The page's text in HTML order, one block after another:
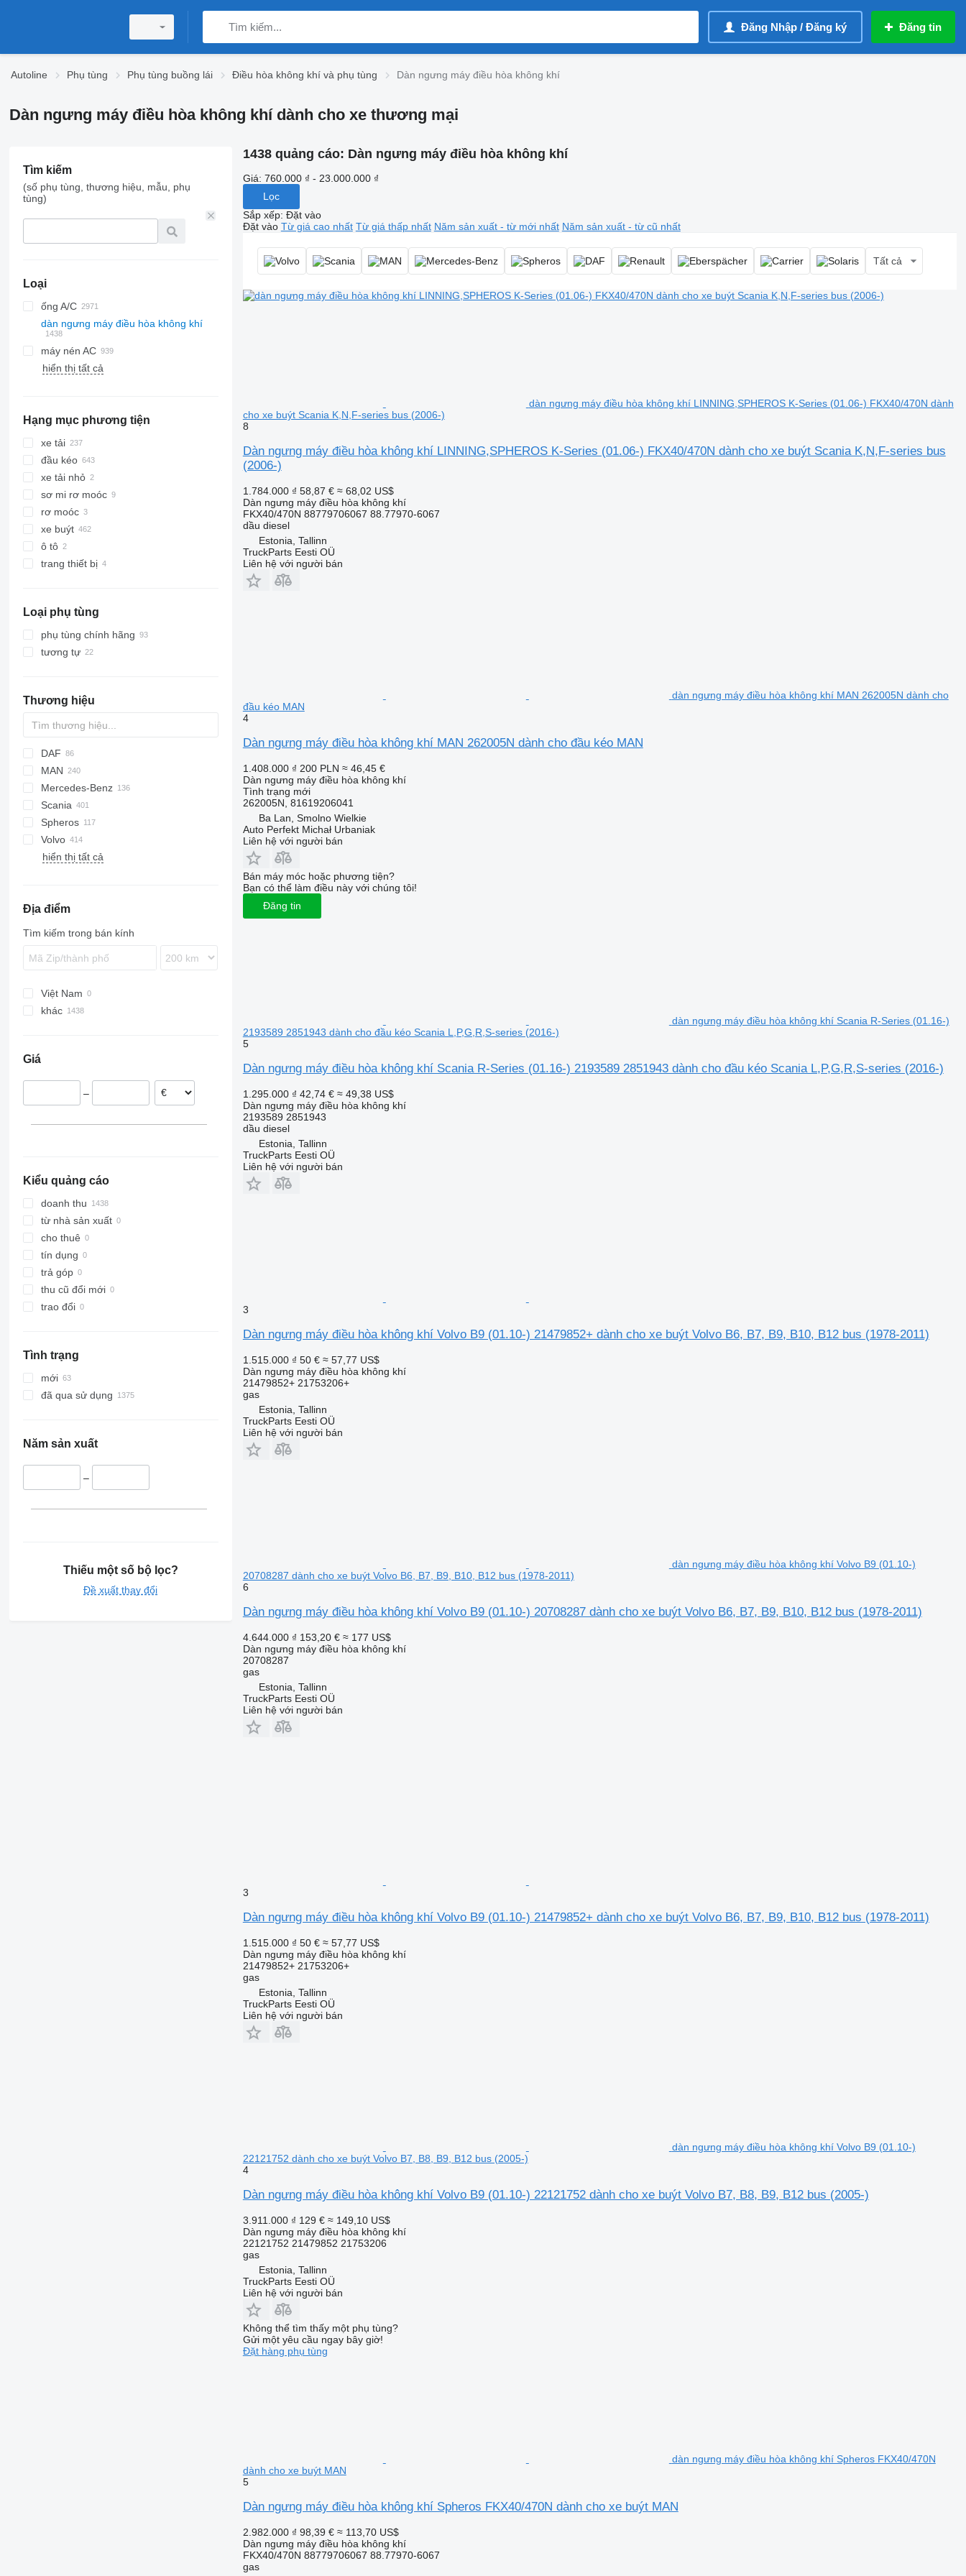
Đăng Nhập / Đăng ký Đăng tin
Autoline Phụ tùng Phụ tùng buồng lái Điều hòa không khí và phụ tùng Dàn ngưng máy điều hòa không khí
Dàn ngưng máy điều hòa không khí dành cho xe thương mại
Tìm kiếm
(số phụ tùng, thương hiệu, mẫu, phụ
tùng)
Loại
ống A/C
dàn ngưng máy điều hòa không khí
máy nén AC
hiển thị tất cả
Hạng mục phương tiện
xe tải
đầu kéo
xe tải nhỏ
sơ mi rơ moóc
rơ moóc
xe buýt
ô tô
trang thiết bị
Loại phụ tùng
phụ tùng chính hãng
tương tự
Thương hiệu
X-Series
VECTOR
928
Jumper
DAF
CF
LF
XF
HL-series
Crossway
Daily
EuroCargo
EuroStar
Eurotech
Eurotrakker
Crossway
Daily
Magelys
Proway
810
MAN
A-series
Lion's series
TGA
TGL
TGM
Mercedes-Benz
A-Class
Actros
Antos
Arocs
Citaro
Tourismo
Viano
Canter
Canter
Cityliner
Jetliner
Skyliner
Cabstar
Kerax
Magnum
Midlum
Premium
Scania
G-series
L-series
R-series
835
Alpino
Urbino
Spheros
Futura
Transporter
Volvo
7700
FH
FM
FMX
hiển thị tất cả
Địa điểm
Tìm kiếm trong bán kính
Việt Nam
khác
Tây Ban Nha
Ba Lan
Giá
–
Kiểu quảng cáo
doanh thu
từ nhà sản xuất
cho thuê
tín dụng
trả góp
thu cũ đổi mới
trao đổi
Tình trạng
mới
đã qua sử dụng
Năm sản xuất
–
Thiếu một số bộ lọc?
Đề xuất thay đổi
1438 quảng cáo: Dàn ngưng máy điều hòa không khí
Giá: 760.000 ₫ - 23.000.000 ₫
Lọc
Sắp xếp: Đặt vào
Đặt vào Từ giá cao nhất Từ giá thấp nhất Năm sản xuất - từ mới nhất Năm sản xuất - từ cũ nhất
Tất cả
dàn ngưng máy điều hòa không khí LINNING,SPHEROS K-Series (01.06-) FKX40/470N dành
cho xe buýt Scania K,N,F-series bus (2006-)
8
Dàn ngưng máy điều hòa không khí LINNING,SPHEROS K-Series (01.06-) FKX40/470N dành cho xe buýt Scania K,N,F-series bus
(2006-)
1.784.000 ₫ 58,87 € ≈ 68,02 US$
Dàn ngưng máy điều hòa không khí
FKX40/470N 88779706067 88.77970-6067
dầu diesel
Estonia, Tallinn
TruckParts Eesti OÜ
Liên hệ với người bán
dàn ngưng máy điều hòa không khí MAN 262005N dành cho
đầu kéo MAN
4
Dàn ngưng máy điều hòa không khí MAN 262005N dành cho đầu kéo MAN
1.408.000 ₫ 200 PLN ≈ 46,45 €
Dàn ngưng máy điều hòa không khí
Tình trạng mới
262005N, 81619206041
Ba Lan, Smolno Wielkie
Auto Perfekt Michał Urbaniak
Liên hệ với người bán
Bán máy móc hoặc phương tiện?
Bạn có thể làm điều này với chúng tôi!
Đăng tin
dàn ngưng máy điều hòa không khí Scania R-Series (01.16-)
2193589 2851943 dành cho đầu kéo Scania L,P,G,R,S-series (2016-)
5
Dàn ngưng máy điều hòa không khí Scania R-Series (01.16-) 2193589 2851943 dành cho đầu kéo Scania L,P,G,R,S-series (2016-)
1.295.000 ₫ 42,74 € ≈ 49,38 US$
Dàn ngưng máy điều hòa không khí
2193589 2851943
dầu diesel
Estonia, Tallinn
TruckParts Eesti OÜ
Liên hệ với người bán
3
Dàn ngưng máy điều hòa không khí Volvo B9 (01.10-) 21479852+ dành cho xe buýt Volvo B6, B7, B9, B10, B12 bus (1978-2011)
1.515.000 ₫ 50 € ≈ 57,77 US$
Dàn ngưng máy điều hòa không khí
21479852+ 21753206+
gas
Estonia, Tallinn
TruckParts Eesti OÜ
Liên hệ với người bán
dàn ngưng máy điều hòa không khí Volvo B9 (01.10-)
20708287 dành cho xe buýt Volvo B6, B7, B9, B10, B12 bus (1978-2011)
6
Dàn ngưng máy điều hòa không khí Volvo B9 (01.10-) 20708287 dành cho xe buýt Volvo B6, B7, B9, B10, B12 bus (1978-2011)
4.644.000 ₫ 153,20 € ≈ 177 US$
Dàn ngưng máy điều hòa không khí
20708287
gas
Estonia, Tallinn
TruckParts Eesti OÜ
Liên hệ với người bán
3
Dàn ngưng máy điều hòa không khí Volvo B9 (01.10-) 21479852+ dành cho xe buýt Volvo B6, B7, B9, B10, B12 bus (1978-2011)
1.515.000 ₫ 50 € ≈ 57,77 US$
Dàn ngưng máy điều hòa không khí
21479852+ 21753206+
gas
Estonia, Tallinn
TruckParts Eesti OÜ
Liên hệ với người bán
dàn ngưng máy điều hòa không khí Volvo B9 (01.10-)
22121752 dành cho xe buýt Volvo B7, B8, B9, B12 bus (2005-)
4
Dàn ngưng máy điều hòa không khí Volvo B9 (01.10-) 22121752 dành cho xe buýt Volvo B7, B8, B9, B12 bus (2005-)
3.911.000 ₫ 129 € ≈ 149,10 US$
Dàn ngưng máy điều hòa không khí
22121752 21479852 21753206
gas
Estonia, Tallinn
TruckParts Eesti OÜ
Liên hệ với người bán
Không thể tìm thấy một phụ tùng?
Gửi một yêu cầu ngay bây giờ!
Đặt hàng phụ tùng
dàn ngưng máy điều hòa không khí Spheros FKX40/470N
dành cho xe buýt MAN
5
Dàn ngưng máy điều hòa không khí Spheros FKX40/470N dành cho xe buýt MAN
2.982.000 ₫ 98,39 € ≈ 113,70 US$
Dàn ngưng máy điều hòa không khí
FKX40/470N 88779706067 88.77970-6067
gas